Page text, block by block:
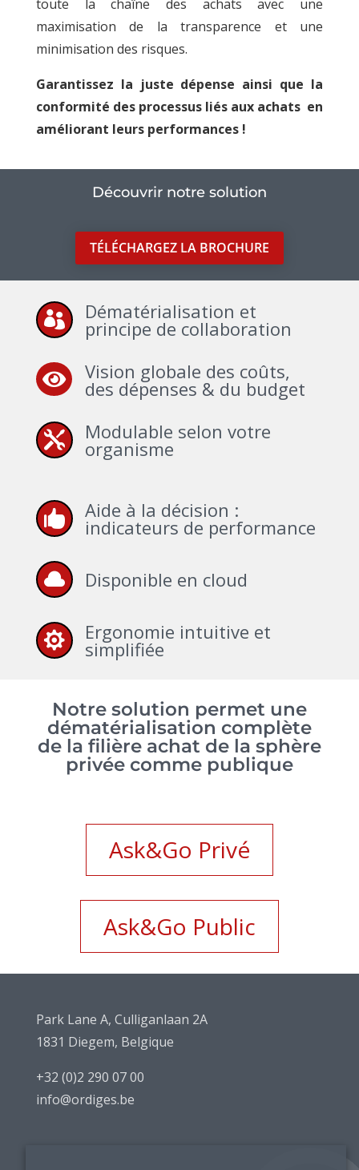
toute la chaîne des achats avec une
maximisation de la transparence et une
minimisation des risques.
Garantissez la juste dépense ainsi que la
conformité des processus liés aux achats en
améliorant leurs performances !
Découvrir notre solution
TÉLÉCHARGEZ LA BROCHURE
 Dématérialisation et
principe de collaboration
 Vision globale des coûts,
des dépenses & du budget
 Modulable selon votre
organisme
 Aide à la décision :
indicateurs de performance
 Disponible en cloud
 Ergonomie intuitive et
simplifiée
Notre solution permet une
dématérialisation complète
de la filière achat de la sphère
privée comme publique
Ask&Go Privé
Ask&Go Public
Park Lane A, Culliganlaan 2A
1831 Diegem, Belgique
+32 (0)2 290 07 00
info@ordiges.be